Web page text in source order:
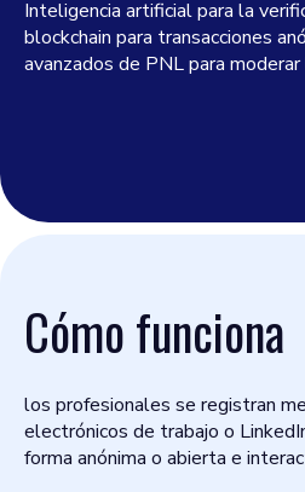
Inteligencia artificial para la
blockchain para transacciones
avanzados de PNL para
Cómo funciona
los profesionales se registran
electrónicos de trabajo o
forma anónima o abierta e